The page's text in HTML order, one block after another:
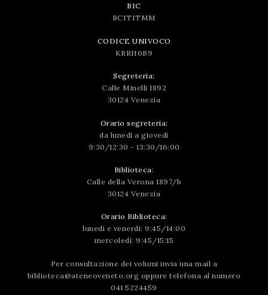
BIC
BCITITMM
CODICE UNIVOCO
KRRH6B9
Segreteria:
Calle Minelli 1892
30124 Venezia
Orario segreteria:
da lunedì a giovedì
9:30/12:30 - 13:30/16:00
Biblioteca:
Calle della Verona 1897/b
30124 Venezia
Orario Biblioteca:
lunedì e venerdì: 9:45/14:00
mercoledì: 9:45/15:15
Per consultazione dei volumi invia una mail a
biblioteca@ateneoveneto.org oppure telefona al numero
041 5224459